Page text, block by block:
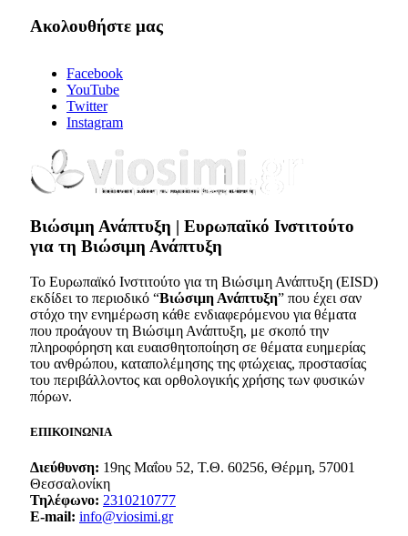
Ακολουθήστε μας
Facebook
YouTube
Twitter
Instagram
Bιώσιμη Ανάπτυξη | Ευρωπαϊκό Ινστιτούτο
για τη Βιώσιμη Ανάπτυξη
Το Ευρωπαϊκό Ινστιτούτο για τη Βιώσιμη Ανάπτυξη (EISD)
εκδίδει το περιοδικό “Βιώσιμη Ανάπτυξη” που έχει σαν
στόχο την ενημέρωση κάθε ενδιαφερόμενου για θέματα
που προάγουν τη Βιώσιμη Ανάπτυξη, με σκοπό την
πληροφόρηση και ευαισθητοποίηση σε θέματα ευημερίας
του ανθρώπου, καταπολέμησης της φτώχειας, προστασίας
του περιβάλλοντος και ορθολογικής χρήσης των φυσικών
πόρων.
ΕΠΙΚΟΙΝΩΝΙΑ
Διεύθυνση: 19ης Μαΐου 52, Τ.Θ. 60256, Θέρμη, 57001
Θεσσαλονίκη
Τηλέφωνο: 2310210777
E-mail: info@viosimi.gr